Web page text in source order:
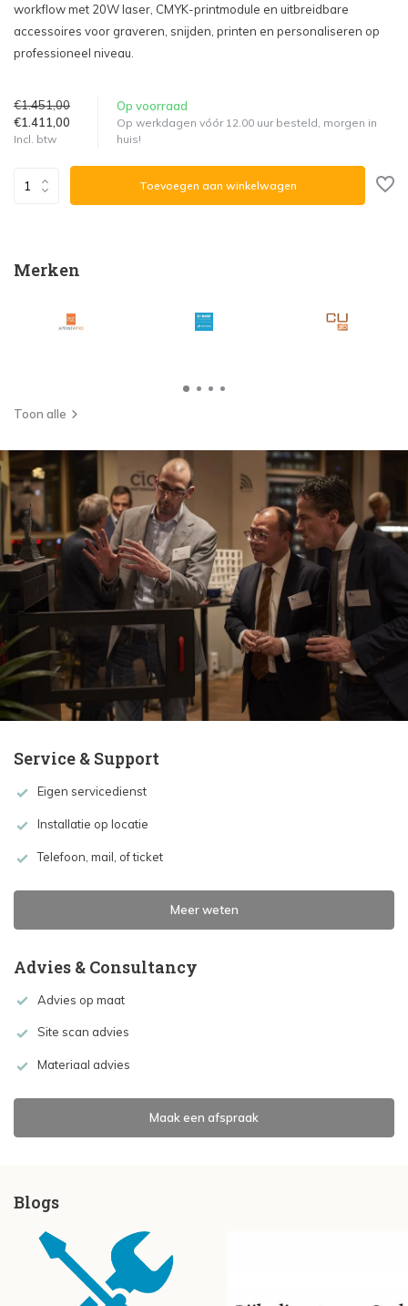
workflow met 20W laser, CMYK-printmodule en uitbreidbare
accessoires voor graveren, snijden, printen en personaliseren op
professioneel niveau.
€1.451,00
€1.411,00
Incl. btw
Op voorraad
Op werkdagen vóór 12.00 uur besteld, morgen in
huis!
Toevoegen aan winkelwagen
Merken
Toon alle
Service & Support
Eigen servicedienst
Installatie op locatie
Telefoon, mail, of ticket
Meer weten
Advies & Consultancy
Advies op maat
Site scan advies
Materiaal advies
Maak een afspraak
Blogs